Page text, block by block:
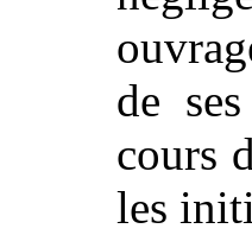
de
cours
les